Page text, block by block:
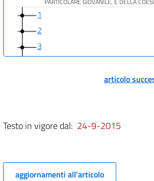
1
2
3
DI
7 bis
articolo
Testo in vigore dal: 24-9-2015
aggiornamenti all'articolo